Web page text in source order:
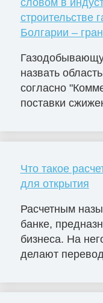
словом в
строительстве
Болгарии –
назвать
согласно
поставки
Что такое
для открытия
Расчетным
банке,
бизнеса. На
делают